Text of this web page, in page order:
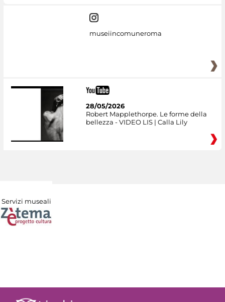
museiincomuneroma
28/05/2026
Robert Mapplethorpe. Le forme della
bellezza - VIDEO LIS | Calla Lily
Servizi museali